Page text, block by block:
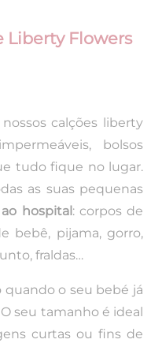
Liberty Flowers
calções liberty
bolsos
tudo fique no lugar.
as suas pequenas
hospital: corpos de
bebê, pijama, gorro,
fraldas…
quando o seu bebé já
seu tamanho é ideal
curtas ou fins de